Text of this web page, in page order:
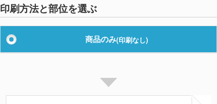
印刷方法と部位を選ぶ
商品のみ(印刷なし)